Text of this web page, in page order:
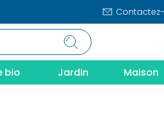
bio Jardin Maison